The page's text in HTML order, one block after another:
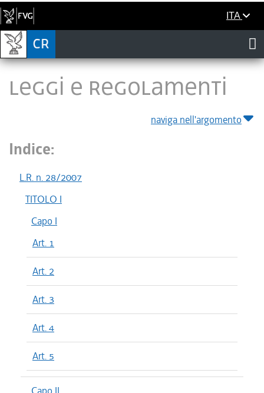
ITA
LEGGI E REGOLAMENTI
naviga nell'argomento
Indice:
L.R. n. 28/2007
TITOLO I
Capo I
Art. 1
Art. 2
Art. 3
Art. 4
Art. 5